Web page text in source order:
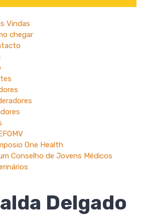
Vindas
chegar
One Health
Conselho de Jovens Médicos
Delgado